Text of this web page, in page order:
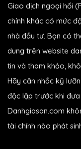
Giao dịch ngoại hối
chính khác có mức
nhà đầu tư. Bạn có
dung trên website
tin và tham khảo,
Hãy cân nhắc kỹ
độc lập trước khi
Danhgiasan.com
tài chính nào phát